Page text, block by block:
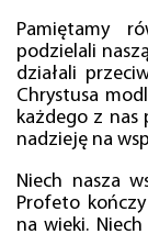
Pamiętamy
podzielali
działali
Chrystusa
każdego z nas
nadzieję na
Niech nasza
Profeto
na wieki.